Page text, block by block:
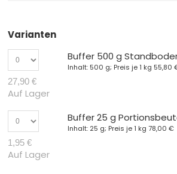
Varianten
Buffer 500 g
Inhalt: 500 g; Preis je 1 kg 55,80
27,90 €
Auf Lager
Buffer 25 g
Inhalt: 25 g; Preis je 1 kg 78,00 €
1,95 €
Auf Lager